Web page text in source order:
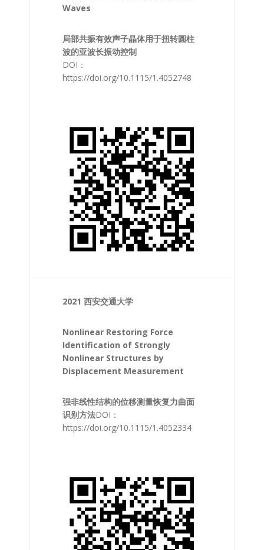
Waves
局部共振有效声子晶体用于扭转圆柱
波的亚波长振动控制
DOI：
https://doi.org/10.1115/1.4052748
2021 西安交通大学
Nonlinear Restoring Force
Identification of Strongly
Nonlinear Structures by
Displacement Measurement
强非线性结构的位移测量恢复力曲面
识别方法DOI：
https://doi.org/10.1115/1.4052334